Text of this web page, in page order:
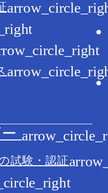
試験・認証